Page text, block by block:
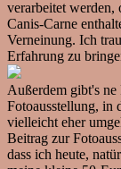
verarbeitet werden,
Canis-Carne
Verneinung. Ich
Erfahrung zu
Außerdem gibt's
Fotoausstellung, in
vielleicht eher
Beitrag zur
dass ich heute,